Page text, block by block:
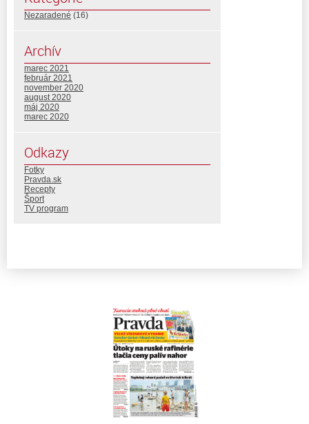
Nezaradené (16)
Archív
marec 2021
február 2021
november 2020
august 2020
máj 2020
marec 2020
Odkazy
Fotky
Pravda.sk
Recepty
Šport
TV program